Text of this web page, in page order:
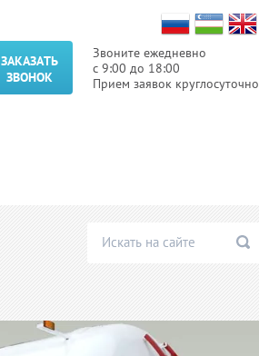
Звоните ежедневно
с 9:00 до 18:00
Прием заявок круглосуточно
ЗАКАЗАТЬ
ЗВОНОК